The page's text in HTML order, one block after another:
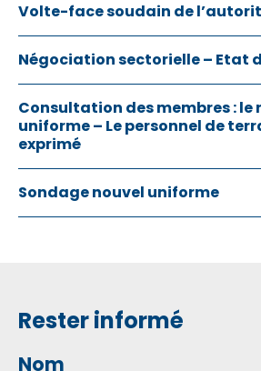
Volte-face soudain de
Négociation sectorielle – Etat
Consultation des membres : le
uniforme – Le personnel de
exprimé
Sondage nouvel uniforme
Rester informé